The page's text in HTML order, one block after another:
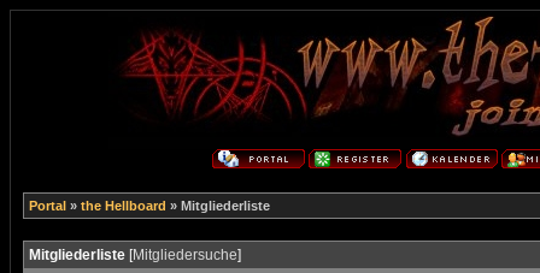
Portal » the Hellboard » Mitgliederliste
Mitgliederliste [Mitgliedersuche]